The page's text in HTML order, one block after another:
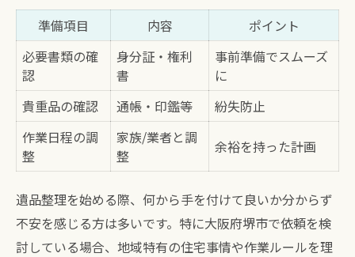
準備項目 内容
ポイント
必要書類の確
認
身分証・権利
書
事前準備でスムーズ
に
貴重品の確認
通帳・印鑑等
紛失防止
作業日程の調
整
家族/業者と調
整
余裕を持った計画
遺品整理を始める際、何から手を付けて良いか分からず
不安を感じる方は多いです。特に大阪府堺市で依頼を検
討している場合、地域特有の住宅事情や作業ルールを理